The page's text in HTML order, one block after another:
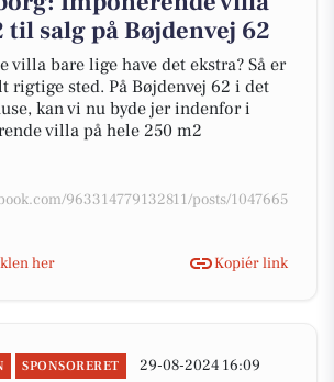
til salg på Bøjdenvej 62
villa bare lige have det ekstra? Så er
rigtige sted. På Bøjdenvej 62 i det
kan vi nu byde jer indenfor i
villa på hele 250 m2
963314779132811/posts/1047665
her
Kopiér link
SPONSORERET 29-08-2024 16:09